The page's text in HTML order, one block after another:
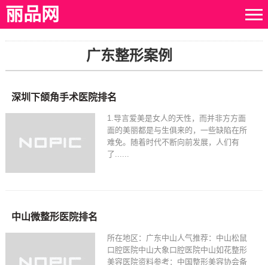
丽品网
广东整形案例
深圳下颌角手术医院排名
1.导言爱美是女人的天性，而并非方方面
面的美丽都是与生俱来的，一些缺陷在所
难免。随着时代不断向前发展，人们有
了......
中山微整形医院排名
所在地区：广东中山人气推荐：中山松鼠
口腔医院中山大象口腔医院中山如花整形
美容医院资料参考：中国整形美容协会备